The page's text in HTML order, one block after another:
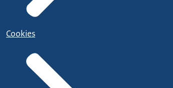
Cookies